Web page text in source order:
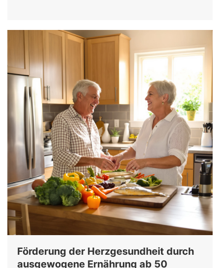
Förderung der Herzgesundheit durch
ausgewogene Ernährung ab 50